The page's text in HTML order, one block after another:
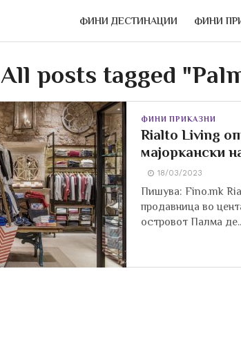
ФИНИ ДЕСТИНАЦИИ ФИНИ
All posts tagged
ФИНИ ПРИКАЗНИ
Rialto Living
мајоркански
18/03/2023
Пишува: Fino.mk
продавница во
островот Палма